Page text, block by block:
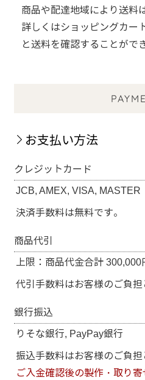
商品や配達地域により送料
詳しくはショッピングカー
と送料を確認することがで
お支払い方法
クレジットカード
JCB, AMEX, VISA, MASTER
決済手数料は無料です。
商品代引
上限：商品代金合計 300,000
代引手数料はお客様のご負担
銀行振込
りそな銀行, PayPay銀行
振込手数料はお客様のご負担
ご入金確認後の製作・取り寄